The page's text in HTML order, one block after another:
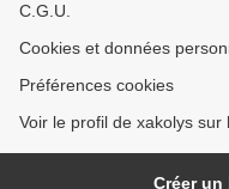
C.G.U.
Cookies et données
Préférences cookies
Voir le profil de xakolys sur
Créer